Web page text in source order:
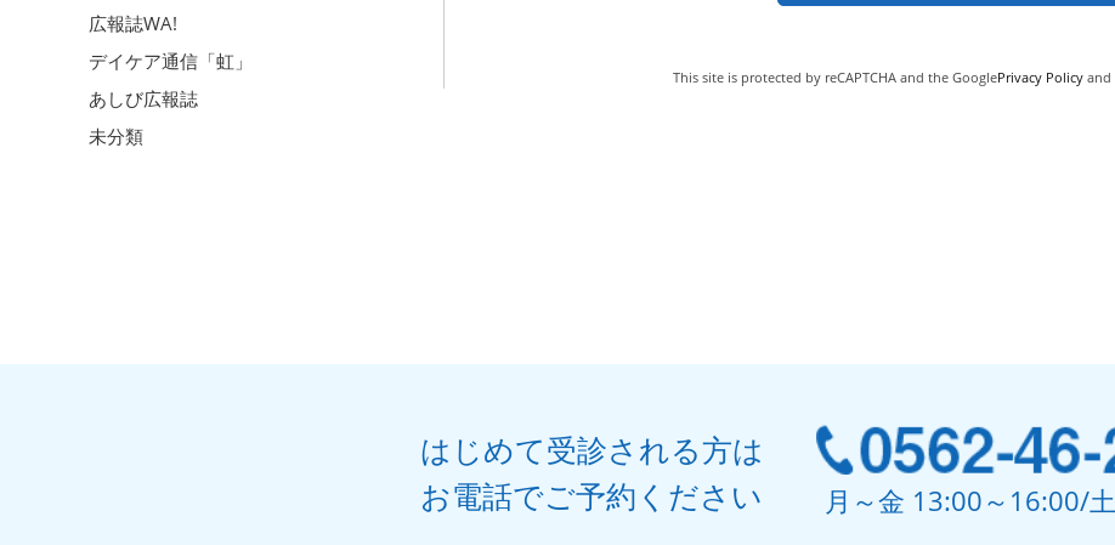
広報誌WA!
デイケア通信「虹」
あしび広報誌
未分類
This site is protected by reCAPTCHA and the GooglePrivacy Policy and
はじめて受診される方は
お電話でご予約ください
月～金 13:00～16:00/